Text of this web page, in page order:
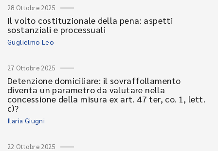
28 Ottobre 2025
Il volto costituzionale della pena: aspetti
sostanziali e processuali
Guglielmo Leo
27 Ottobre 2025
Detenzione domiciliare: il sovraffollamento
diventa un parametro da valutare nella
concessione della misura ex art. 47 ter, co. 1, lett.
c)?
Ilaria Giugni
22 Ottobre 2025